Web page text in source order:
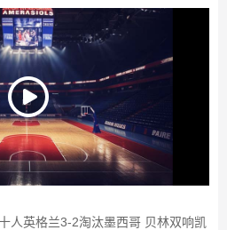
人英格兰3-2淘汰墨西哥 贝林双响凯